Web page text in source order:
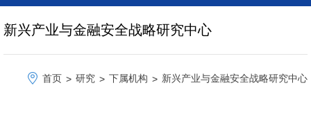
新兴产业与金融安全战略研究中心
首页 > 研究 > 下属机构 > 新兴产业与金融安全战略研究中心